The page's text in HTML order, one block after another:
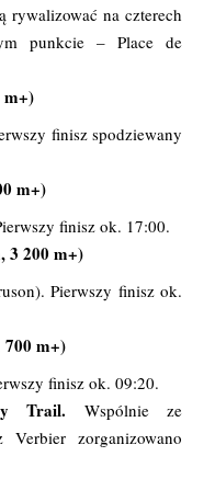
rywalizować na czterech
punkcie – Place de
m+)
finisz spodziewany
m+)
finisz ok. 17:00.
3 200 m+)
Pierwszy finisz ok.
m+)
finisz ok. 09:20.
Trail.Wspólnie ze
Verbier zorganizowano